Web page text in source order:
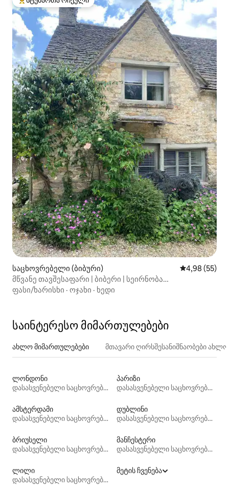
სტუმართა რჩეული მოწინავე ვარიანტი
საცხოვრებელი (ბიბური) საშუალო
4,98 (55)
მწვანე თავშესაფარი | ბიბერი | სეირნობა
არლინგტონ‑როუში
ფასი/ხარისხი · ოჯახი · ხედი
საინტერესო მიმართულებები
ახლო მიმართულებები მთავარი ღირსშესანიშნაობები
ლონდონი
დასასვენებელი საცხოვრებლები
პარიზი
დასასვენებელი საცხოვრებლები
ამსტერდამი
დასასვენებელი საცხოვრებლები
დუბლინი
დასასვენებელი საცხოვრებლები
ბრიუსელი
დასასვენებელი საცხოვრებლები
მანჩესტერი
დასასვენებელი საცხოვრებლები
ლილი
დასასვენებელი საცხოვრებლები
მეტის ჩვენება